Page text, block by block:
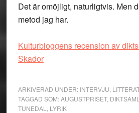
Det är omöjligt, naturligtvis. Men
metod jag har.
Kulturbloggens recension av
Skador
ARKIVERAD UNDER: INTERVJU
TAGGAD SOM:AUGUSTPRISET,
TUNEDAL
LYRIK